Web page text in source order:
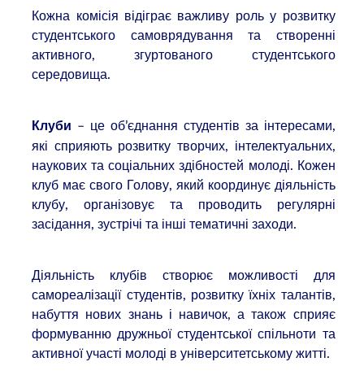
Кожна комісія відіграє важливу роль у розвитку
студентського самоврядування та створенні
активного, згуртованого студентського
середовища.
Клуби – це об’єднання студентів за інтересами,
які сприяють розвитку творчих, інтелектуальних,
наукових та соціальних здібностей молоді. Кожен
клуб має свого Голову, який координує діяльність
клубу, організовує та проводить регулярні
засідання, зустрічі та інші тематичні заходи.
Діяльність клубів створює можливості для
самореалізації студентів, розвитку їхніх талантів,
набуття нових знань і навичок, а також сприяє
формуванню дружньої студентської спільноти та
активної участі молоді в університетському житті.